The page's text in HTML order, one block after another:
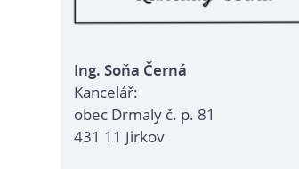
Ing. Soňa Černá
Kancelář:
obec Drmaly č. p. 81
431 11 Jirkov